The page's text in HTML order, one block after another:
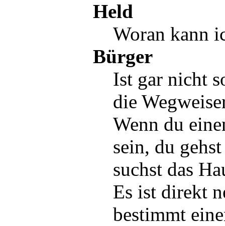
Held
Woran kann
Bürger
Ist gar nicht
die
Wenn du
sein, du
suchst das
Es ist direkt
bestimmt